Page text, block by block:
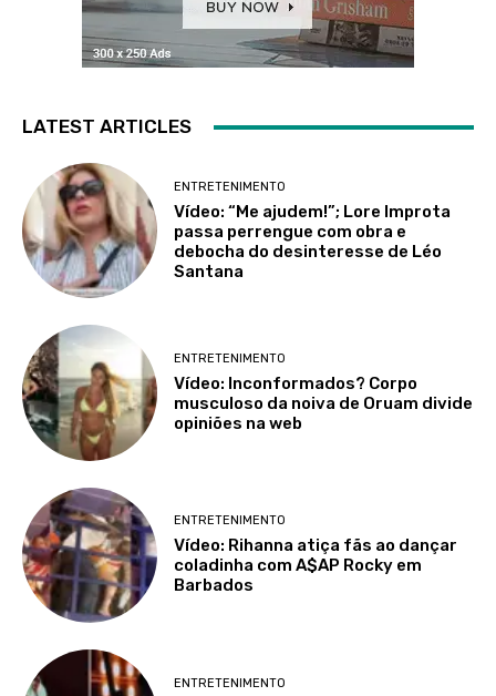
LATEST ARTICLES
ENTRETENIMENTO
Vídeo: “Me ajudem!”; Lore Improta
passa perrengue com obra e
debocha do desinteresse de Léo
Santana
ENTRETENIMENTO
Vídeo: Inconformados? Corpo
musculoso da noiva de Oruam divide
opiniões na web
ENTRETENIMENTO
Vídeo: Rihanna atiça fãs ao dançar
coladinha com A$AP Rocky em
Barbados
ENTRETENIMENTO